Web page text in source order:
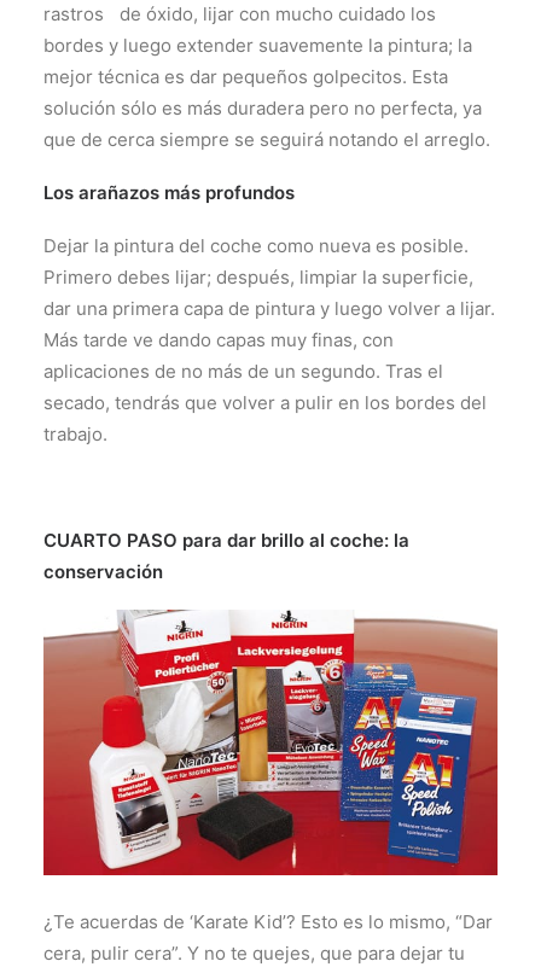
rastros de óxido, lijar con mucho cuidado los
bordes y luego extender suavemente la pintura; la
mejor técnica es dar pequeños golpecitos. Esta
solución sólo es más duradera pero no perfecta, ya
que de cerca siempre se seguirá notando el arreglo.
Los arañazos más profundos
Dejar la pintura del coche como nueva es posible.
Primero debes lijar; después, limpiar la superficie,
dar una primera capa de pintura y luego volver a lijar.
Más tarde ve dando capas muy finas, con
aplicaciones de no más de un segundo. Tras el
secado, tendrás que volver a pulir en los bordes del
trabajo.
CUARTO PASO para dar brillo al coche: la
conservación
¿Te acuerdas de ‘Karate Kid’? Esto es lo mismo, “Dar
cera, pulir cera”. Y no te quejes, que para dejar tu